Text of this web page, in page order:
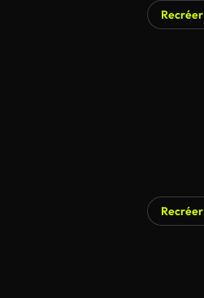
Recréer
Recréer